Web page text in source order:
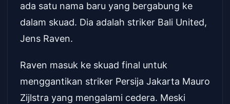
ada satu nama baru yang bergabung ke
dalam skuad. Dia adalah striker Bali United,
Jens Raven.
Raven masuk ke skuad final untuk
menggantikan striker Persija Jakarta Mauro
Zijlstra yang mengalami cedera. Meski